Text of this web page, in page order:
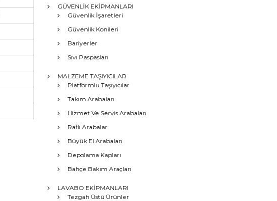
GÜVENLİK EKİPMANLARI
Güvenlik İşaretleri
Güvenlik Konileri
Bariyerler
Sıvı Paspasları
MALZEME TAŞIYICILAR
Platformlu Taşıyıcılar
Takım Arabaları
Hizmet Ve Servis Arabaları
Raflı Arabalar
Büyük El Arabaları
Depolama Kapları
Bahçe Bakım Araçları
LAVABO EKİPMANLARI
Tezgah Üstü Ürünler